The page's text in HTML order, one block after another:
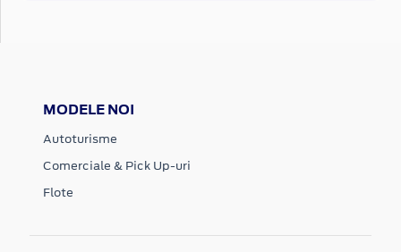
MODELE NOI
Autoturisme
Comerciale & Pick Up-uri
Flote